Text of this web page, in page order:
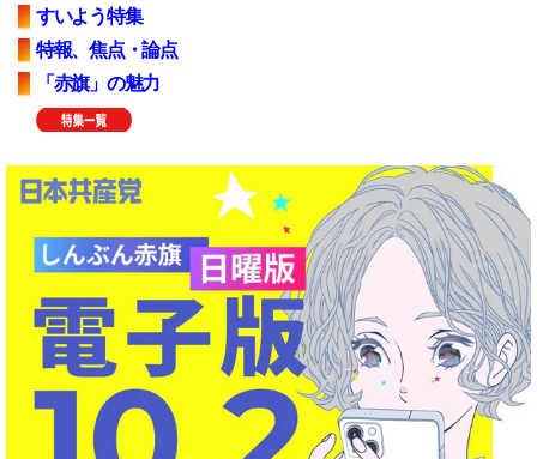
すいよう特集
特報、焦点・論点
「赤旗」の魅力